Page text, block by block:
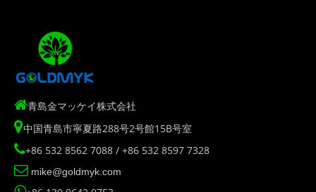
青島金マッケイ株式会社
中国青島市寧夏路288号2号館15B号室
+86 532 8562 7088 / +86 532 8597 7328
 mike@goldmyk.com